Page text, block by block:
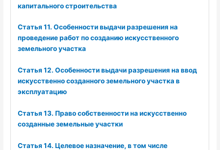
капитального строительства
Статья 11. Особенности выдачи разрешения на
проведение работ по созданию искусственного
земельного участка
Статья 12. Особенности выдачи разрешения на ввод
искусственно созданного земельного участка в
эксплуатацию
Статья 13. Право собственности на искусственно
созданные земельные участки
Статья 14. Целевое назначение, в том числе